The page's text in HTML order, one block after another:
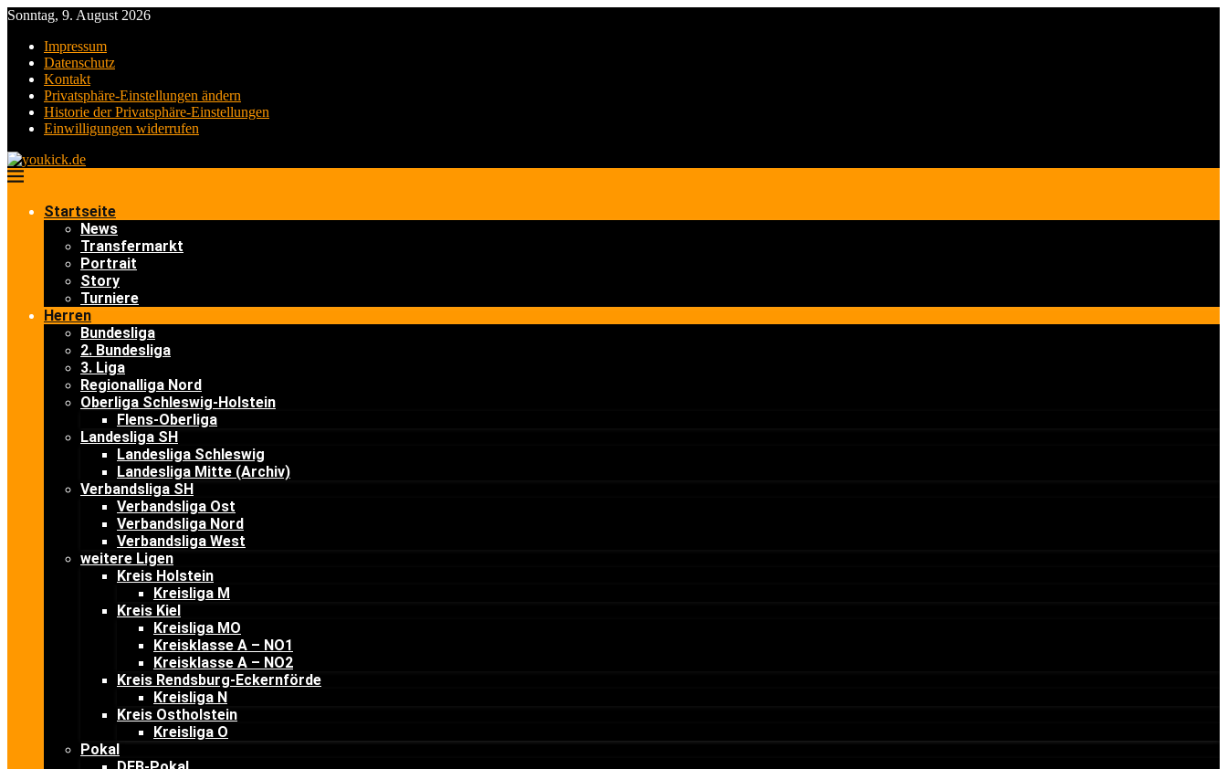
Sonntag, 9. August 2026
Impressum
Datenschutz
Kontakt
Privatsphäre-Einstellungen ändern
Historie der Privatsphäre-Einstellungen
Einwilligungen widerrufen
Startseite
News
Transfermarkt
Portrait
Story
Turniere
Herren
Bundesliga
2. Bundesliga
3. Liga
Regionalliga Nord
Oberliga Schleswig-Holstein
Flens-Oberliga
Landesliga SH
Landesliga Schleswig
Landesliga Mitte (Archiv)
Verbandsliga SH
Verbandsliga Ost
Verbandsliga Nord
Verbandsliga West
weitere Ligen
Kreis Holstein
Kreisliga M
Kreis Kiel
Kreisliga MO
Kreisklasse A – NO1
Kreisklasse A – NO2
Kreis Rendsburg-Eckernförde
Kreisliga N
Kreis Ostholstein
Kreisliga O
Pokal